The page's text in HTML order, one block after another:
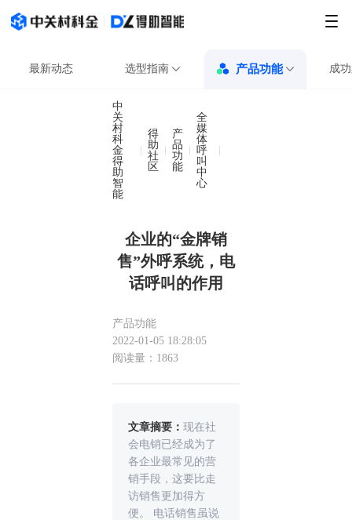
最新动态 选型指南 产品功能 成
中
关
村
科
金
得
助
智
能
得
助
社
区
产
品
功
能
全
媒
体
呼
叫
中
心
企业的“金牌销
售”外呼系统，电
话呼叫的作用
产品功能
2022-01-05 18:28:05
阅读量：1863
文章摘要：现在社
会电销已经成为了
各企业最常见的营
销手段，这要比走
访销售更加得方
便。 电话销售虽说